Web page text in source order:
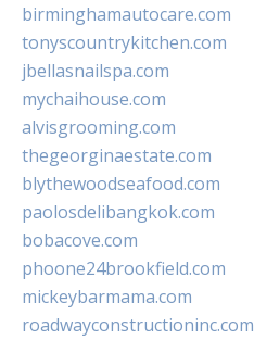
birminghamautocare.com
tonyscountrykitchen.com
jbellasnailspa.com
mychaihouse.com
alvisgrooming.com
thegeorginaestate.com
blythewoodseafood.com
paolosdelibangkok.com
bobacove.com
phoone24brookfield.com
mickeybarmama.com
roadwayconstructioninc.com